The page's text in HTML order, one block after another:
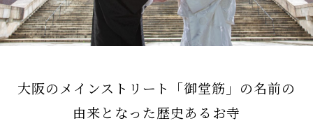
クリップリスト
大阪のメインストリート「御堂筋」の名前の
由来となった歴史あるお寺